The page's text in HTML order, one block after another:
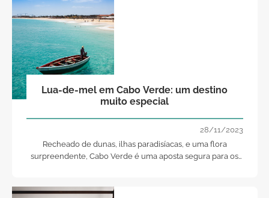
Lua-de-mel em Cabo Verde: um destino
muito especial
28/11/2023
Recheado de dunas, ilhas paradisíacas, e uma flora
surpreendente, Cabo Verde é uma aposta segura para os
que o paraíso não existe?